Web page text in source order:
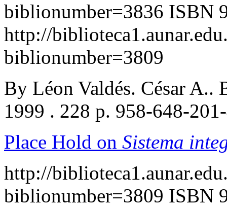
biblionumber=3836 ISBN
http://
biblionumber=3809
By Léon Valdés. César A..
1999 . 228 p. 958-648-
Place Hold on Sistema
http://
biblionumber=3809 ISBN